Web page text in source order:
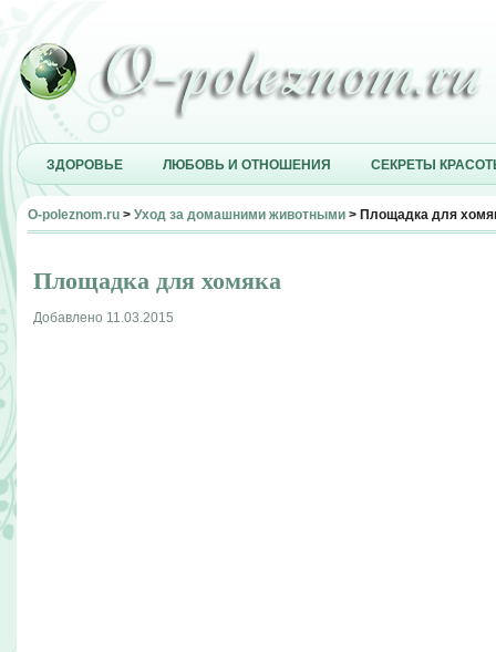
ЗДОРОВЬЕ ЛЮБОВЬ И ОТНОШЕНИЯ СЕКРЕТЫ
O-poleznom.ru > Уход за домашними животными > Площадка для
Площадка для хомяка
Добавлено 11.03.2015